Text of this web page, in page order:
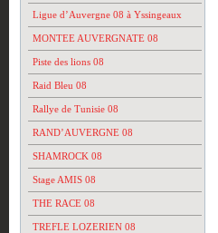
Ligue d’Auvergne 08 à Yssingeaux
MONTEE AUVERGNATE 08
Piste des lions 08
Raid Bleu 08
Rallye de Tunisie 08
RAND’AUVERGNE 08
SHAMROCK 08
Stage AMIS 08
THE RACE 08
TREFLE LOZERIEN 08